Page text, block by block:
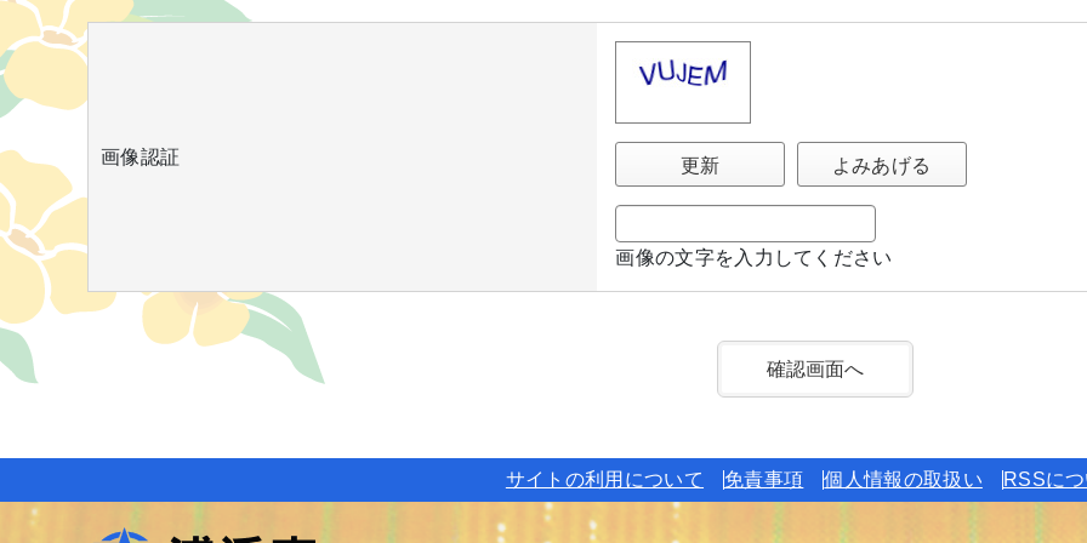
画像認証 更新 よみあげる
画像の文字を入力してください
サイトの利用について 免責事項 個人情報の取扱い RSSに